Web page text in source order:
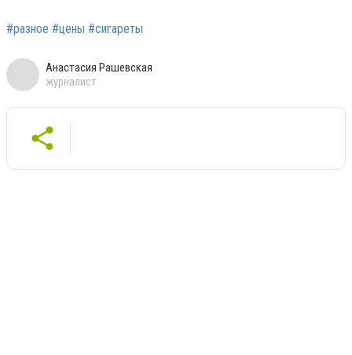
#разное #цены #сигареты
Анастасия Рашевская
журналист